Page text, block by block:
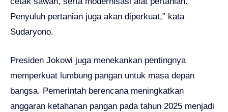
Penyuluh pertanian juga akan diperkuat,” kata
Sudaryono.
Presiden Jokowi juga menekankan pentingnya
memperkuat lumbung pangan untuk masa depan
bangsa. Pemerintah berencana meningkatkan
anggaran ketahanan pangan pada tahun 2025 menjadi